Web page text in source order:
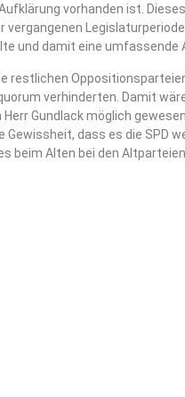
vorhanden ist.
und damit eine umfassende
restlichen
verhinderten. Damit
Gundlack möglich
dass es die SPD
beim Alten bei den